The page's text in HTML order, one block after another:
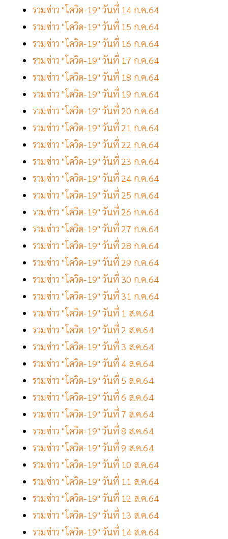
รวมข่าว "โควิด-19" วันที่ 14 ก.ค.64
รวมข่าว "โควิด-19" วันที่ 15 ก.ค.64
รวมข่าว "โควิด-19" วันที่ 16 ก.ค.64
รวมข่าว "โควิด-19" วันที่ 17 ก.ค.64
รวมข่าว "โควิด-19" วันที่ 18 ก.ค.64
รวมข่าว "โควิด-19" วันที่ 19 ก.ค.64
รวมข่าว "โควิด-19" วันที่ 20 ก.ค.64
รวมข่าว "โควิด-19" วันที่ 21 ก.ค.64
รวมข่าว "โควิด-19" วันที่ 22 ก.ค.64
รวมข่าว "โควิด-19" วันที่ 23 ก.ค.64
รวมข่าว "โควิด-19" วันที่ 24 ก.ค.64
รวมข่าว "โควิด-19" วันที่ 25 ก.ค.64
รวมข่าว "โควิด-19" วันที่ 26 ก.ค.64
รวมข่าว "โควิด-19" วันที่ 27 ก.ค.64
รวมข่าว "โควิด-19" วันที่ 28 ก.ค.64
รวมข่าว "โควิด-19" วันที่ 29 ก.ค.64
รวมข่าว "โควิด-19" วันที่ 30 ก.ค.64
รวมข่าว "โควิด-19" วันที่ 31 ก.ค.64
รวมข่าว "โควิด-19" วันที่ 1 ส.ค.64
รวมข่าว "โควิด-19" วันที่ 2 ส.ค.64
รวมข่าว "โควิด-19" วันที่ 3 ส.ค.64
รวมข่าว "โควิด-19" วันที่ 4 ส.ค.64
รวมข่าว "โควิด-19" วันที่ 5 ส.ค.64
รวมข่าว "โควิด-19" วันที่ 6 ส.ค.64
รวมข่าว "โควิด-19" วันที่ 7 ส.ค.64
รวมข่าว "โควิด-19" วันที่ 8 ส.ค.64
รวมข่าว "โควิด-19" วันที่ 9 ส.ค.64
รวมข่าว "โควิด-19" วันที่ 10 ส.ค.64
รวมข่าว "โควิด-19" วันที่ 11 ส.ค.64
รวมข่าว "โควิด-19" วันที่ 12 ส.ค.64
รวมข่าว "โควิด-19" วันที่ 13 ส.ค.64
รวมข่าว "โควิด-19" วันที่ 14 ส.ค.64